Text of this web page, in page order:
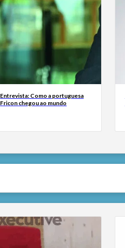
Entrevista: Como a portuguesa
Fricon chegou ao mundo